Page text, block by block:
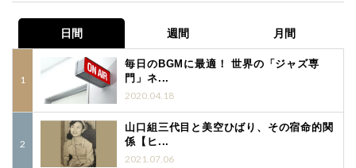
日間 週間 月間
毎日のBGMに最適！ 世界の「ジャズ専
門」ネ...
2020.04.18
山口組三代目と美空ひばり、その宿命的関
係【ヒ...
2021.07.06